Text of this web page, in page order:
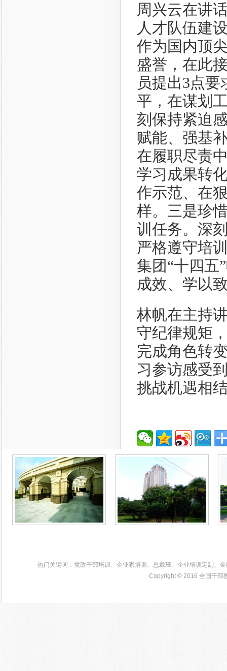
周兴云在讲
人才队伍建
作为国内顶
盛誉，在此
员提出3点
平，在谋划
刻保持紧迫
赋能、强基
在履职尽责
学习成果转
作示范、在
样。三是珍
训任务。深
严格遵守培
集团“十四五
成效、学以
林帆在主持
守纪律规矩
完成角色转
习参访感受
挑战机遇相
热门关键词：党政干部培训、企业家培训、总裁班、企业培训定制、
Copyright © 2016 全国干部